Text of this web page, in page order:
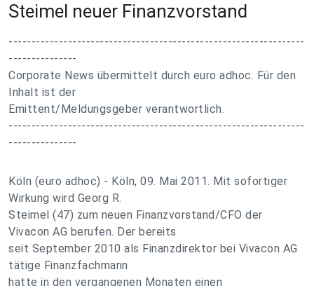
Steimel neuer Finanzvorstand
-----------------------------------------------------------------
---------------
Corporate News übermittelt durch euro adhoc. Für den
Inhalt ist der
Emittent/Meldungsgeber verantwortlich.
-----------------------------------------------------------------
---------------
Köln (euro adhoc) - Köln, 09. Mai 2011. Mit sofortiger
Wirkung wird Georg R.
Steimel (47) zum neuen Finanzvorstand/CFO der
Vivacon AG berufen. Der bereits
seit September 2010 als Finanzdirektor bei Vivacon AG
tätige Finanzfachmann
hatte in den vergangenen Monaten einen